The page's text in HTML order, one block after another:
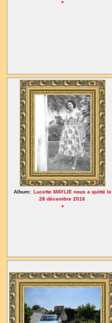
*
Album: Lucette MAYLIE nous a quitté le
28 décembre 2016
*